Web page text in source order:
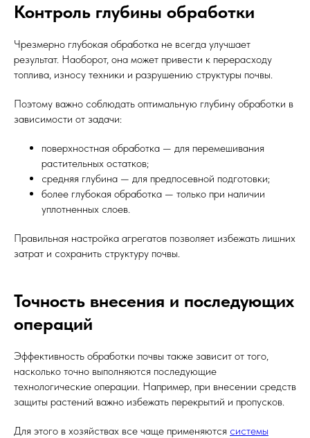
Контроль глубины обработки
Чрезмерно глубокая обработка не всегда улучшает
результат. Наоборот, она может привести к перерасходу
топлива, износу техники и разрушению структуры почвы.
Поэтому важно соблюдать оптимальную глубину обработки в
зависимости от задачи:
поверхностная обработка — для перемешивания
растительных остатков;
средняя глубина — для предпосевной подготовки;
более глубокая обработка — только при наличии
уплотненных слоев.
Правильная настройка агрегатов позволяет избежать лишних
затрат и сохранить структуру почвы.
Точность внесения и последующих
операций
Эффективность обработки почвы также зависит от того,
насколько точно выполняются последующие
технологические операции. Например, при внесении средств
защиты растений важно избежать перекрытий и пропусков.
Для этого в хозяйствах все чаще применяются системы